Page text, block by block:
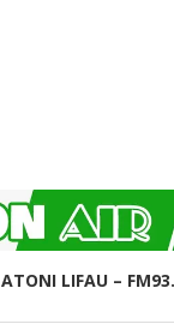
ATONI LIFAU –